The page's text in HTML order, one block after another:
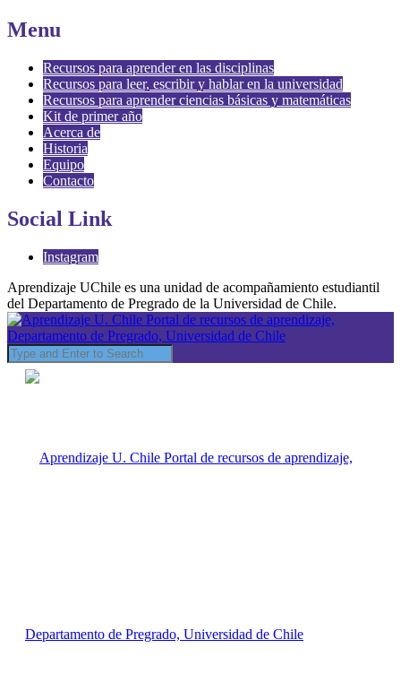
Menu
Recursos para aprender en las disciplinas
Recursos para leer, escribir y hablar en la universidad
Recursos para aprender ciencias básicas y matemáticas
Kit de primer año
Acerca de
Historia
Equipo
Contacto
Social Link
Instagram
Aprendizaje UChile es una unidad de acompañamiento estudiantil
del Departamento de Pregrado de la Universidad de Chile.